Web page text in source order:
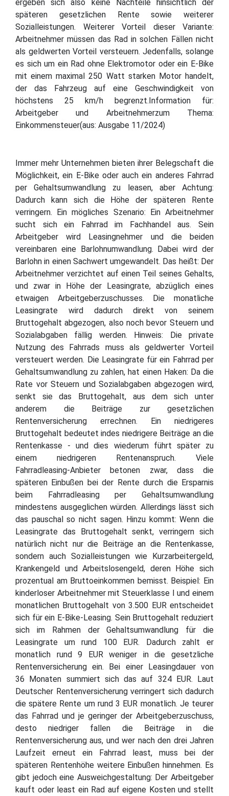
ergeben sich also keine Nachteile hinsichtlich der
späteren gesetzlichen Rente sowie weiterer
Sozialleistungen. Weiterer Vorteil dieser Variante:
Arbeitnehmer müssen das Rad in solchen Fällen nicht
als geldwerten Vorteil versteuern. Jedenfalls, solange
es sich um ein Rad ohne Elektromotor oder ein E-Bike
mit einem maximal 250 Watt starken Motor handelt,
der das Fahrzeug auf eine Geschwindigkeit von
höchstens 25 km/h begrenzt.Information für:
Arbeitgeber und Arbeitnehmerzum Thema:
Einkommensteuer(aus: Ausgabe 11/2024)
Immer mehr Unternehmen bieten ihrer Belegschaft die
Möglichkeit, ein E-Bike oder auch ein anderes Fahrrad
per Gehaltsumwandlung zu leasen, aber Achtung:
Dadurch kann sich die Höhe der späteren Rente
verringern. Ein mögliches Szenario: Ein Arbeitnehmer
sucht sich ein Fahrrad im Fachhandel aus. Sein
Arbeitgeber wird Leasingnehmer und die beiden
vereinbaren eine Barlohnumwandlung. Dabei wird der
Barlohn in einen Sachwert umgewandelt. Das heißt: Der
Arbeitnehmer verzichtet auf einen Teil seines Gehalts,
und zwar in Höhe der Leasingrate, abzüglich eines
etwaigen Arbeitgeberzuschusses. Die monatliche
Leasingrate wird dadurch direkt von seinem
Bruttogehalt abgezogen, also noch bevor Steuern und
Sozialabgaben fällig werden. Hinweis: Die private
Nutzung des Fahrrads muss als geldwerter Vorteil
versteuert werden. Die Leasingrate für ein Fahrrad per
Gehaltsumwandlung zu zahlen, hat einen Haken: Da die
Rate vor Steuern und Sozialabgaben abgezogen wird,
senkt sie das Bruttogehalt, aus dem sich unter
anderem die Beiträge zur gesetzlichen
Rentenversicherung errechnen. Ein niedrigeres
Bruttogehalt bedeutet indes niedrigere Beiträge an die
Rentenkasse - und dies wiederum führt später zu
einem niedrigeren Rentenanspruch. Viele
Fahrradleasing-Anbieter betonen zwar, dass die
späteren Einbußen bei der Rente durch die Ersparnis
beim Fahrradleasing per Gehaltsumwandlung
mindestens ausgeglichen würden. Allerdings lässt sich
das pauschal so nicht sagen. Hinzu kommt: Wenn die
Leasingrate das Bruttogehalt senkt, verringern sich
natürlich nicht nur die Beiträge an die Rentenkasse,
sondern auch Sozialleistungen wie Kurzarbeitergeld,
Krankengeld und Arbeitslosengeld, deren Höhe sich
prozentual am Bruttoeinkommen bemisst. Beispiel: Ein
kinderloser Arbeitnehmer mit Steuerklasse I und einem
monatlichen Bruttogehalt von 3.500 EUR entscheidet
sich für ein E-Bike-Leasing. Sein Bruttogehalt reduziert
sich im Rahmen der Gehaltsumwandlung für die
Leasingrate um rund 100 EUR. Dadurch zahlt er
monatlich rund 9 EUR weniger in die gesetzliche
Rentenversicherung ein. Bei einer Leasingdauer von
36 Monaten summiert sich das auf 324 EUR. Laut
Deutscher Rentenversicherung verringert sich dadurch
die spätere Rente um rund 3 EUR monatlich. Je teurer
das Fahrrad und je geringer der Arbeitgeberzuschuss,
desto niedriger fallen die Beiträge in die
Rentenversicherung aus, und wer nach den drei Jahren
Laufzeit erneut ein Fahrrad least, muss bei der
späteren Rentenhöhe weitere Einbußen hinnehmen. Es
gibt jedoch eine Ausweichgestaltung: Der Arbeitgeber
kauft oder least ein Rad auf eigene Kosten und stellt